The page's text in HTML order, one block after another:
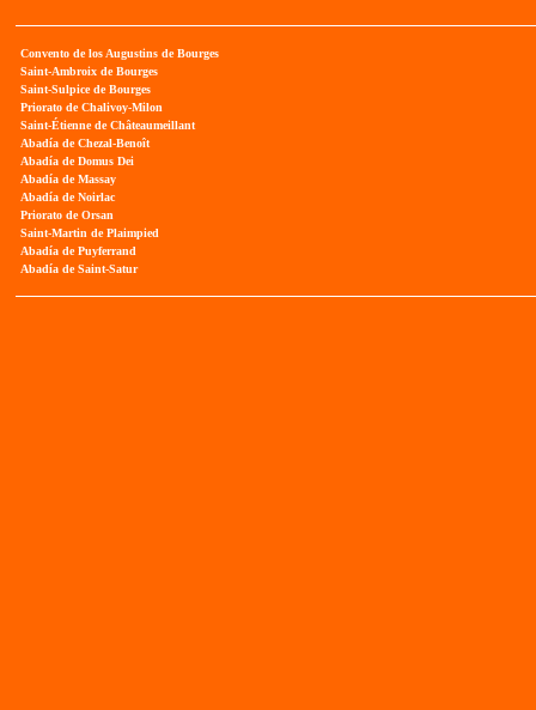
Convento de los Augustins de Bourges
Saint-Ambroix de Bourges
Saint-Sulpice de Bourges
Priorato de Chalivoy-Milon
Saint-Étienne de Châteaumeillant
Abadía de Chezal-Benoît
Abadía de Domus Dei
Abadía de Massay
Abadía de Noirlac
Priorato de Orsan
Saint-Martin de Plaimpied
Abadía de Puyferrand
Abadía de Saint-Satur